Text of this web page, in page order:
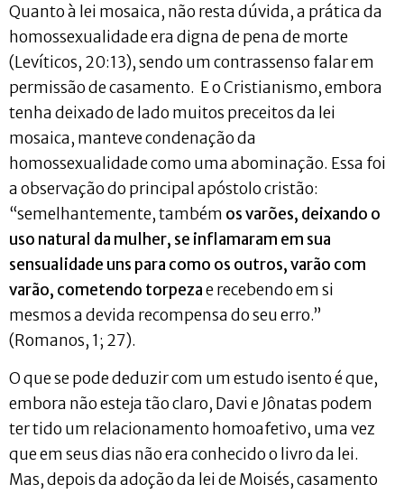
Quanto à lei mosaica, não resta dúvida, a prática da
homossexualidade era digna de pena de morte
(Levíticos, 20:13), sendo um contrassenso falar em
permissão de casamento. E o Cristianismo, embora
tenha deixado de lado muitos preceitos da lei
mosaica, manteve condenação da
homossexualidade como uma abominação. Essa foi
a observação do principal apóstolo cristão:
“semelhantemente, também os varões, deixando o
uso natural da mulher, se inflamaram em sua
sensualidade uns para como os outros, varão com
varão, cometendo torpezae recebendo em si
mesmos a devida recompensa do seu erro.”
(Romanos, 1; 27).
O que se pode deduzir com um estudo isento é que,
embora não esteja tão claro, Davi e Jônatas podem
ter tido um relacionamento homoafetivo, uma vez
que em seus dias não era conhecido o livro da lei.
Mas, depois da adoção da lei de Moisés, casamento